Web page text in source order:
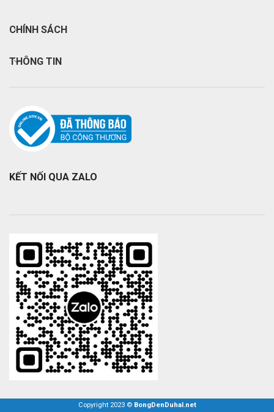
CHÍNH SÁCH
THÔNG TIN
KẾT NỐI QUA ZALO
Copyright 2023 © BongDenDuhal.net